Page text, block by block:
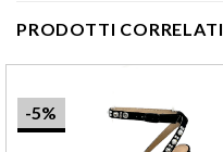
PRODOTTI CORRELATI
-5%